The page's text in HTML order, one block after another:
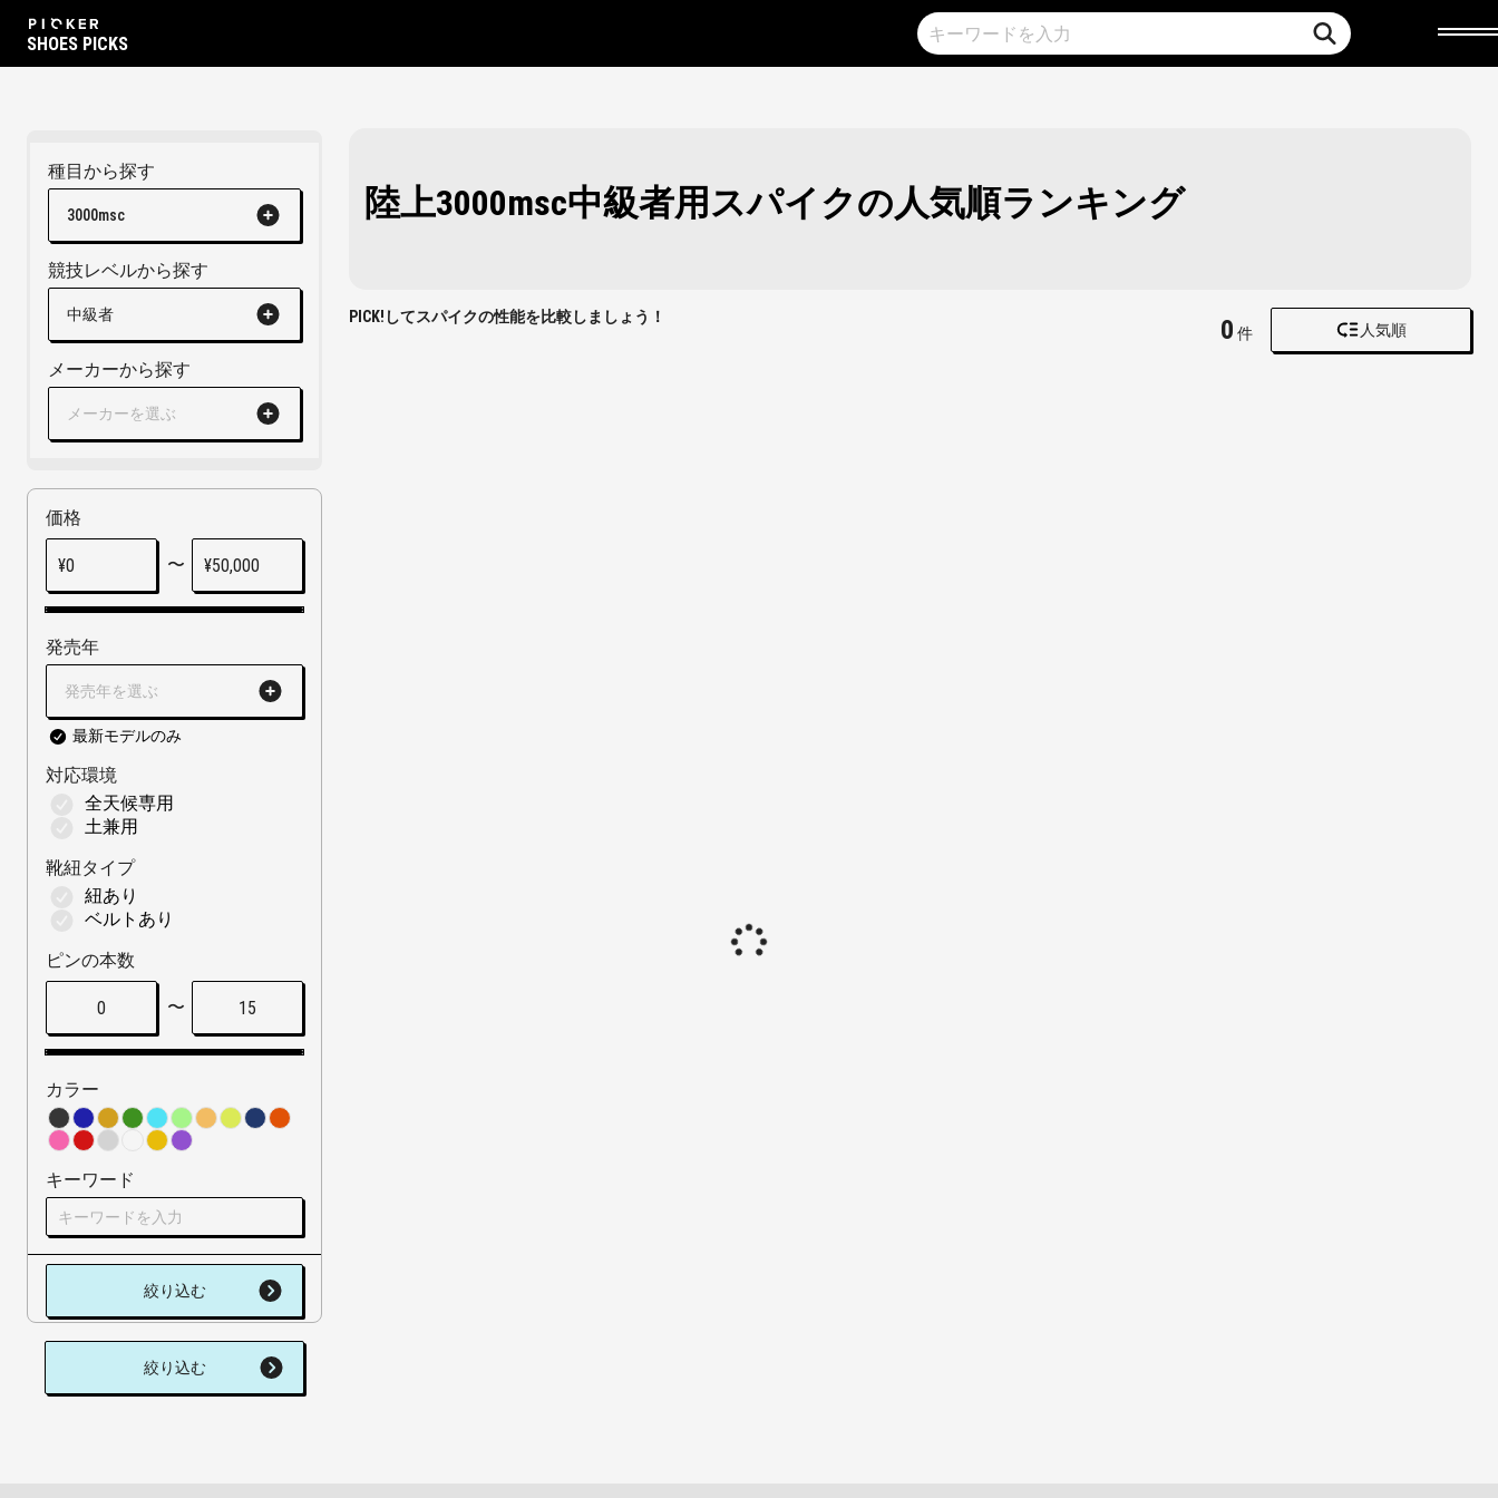
SHOES PICKS
種目から探す
3000msc
競技レベルから探す
中級者
メーカーから探す
メーカーを選ぶ
価格
¥0 〜 ¥50,000
発売年
発売年を選ぶ
最新モデルのみ
対応環境
全天候専用
土兼用
靴紐タイプ
紐あり
ベルトあり
ピンの本数
0 〜 15
カラー
キーワード
絞り込む
絞り込む
陸上3000msc中級者用スパイクの人気順ランキング
PICK!してスパイクの性能を比較しましょう！ 0 件 人気順